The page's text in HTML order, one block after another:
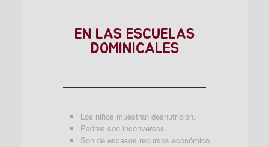
EN LAS ESCUELAS
DOMINICALES
Los niños muestran desnutrición.
Padres son inconversos.
Son de escasos recursos económico.